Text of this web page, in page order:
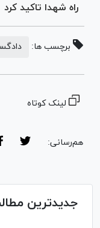
راه شهدا تاکید کرد
برچسب ها:
لینک کوتاه
هم‌رسانی:
جدیدترین